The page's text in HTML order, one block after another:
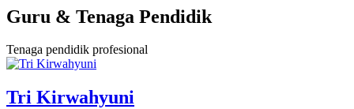
Guru & Tenaga Pendidik
Tenaga pendidik profesional
Tri Kirwahyuni